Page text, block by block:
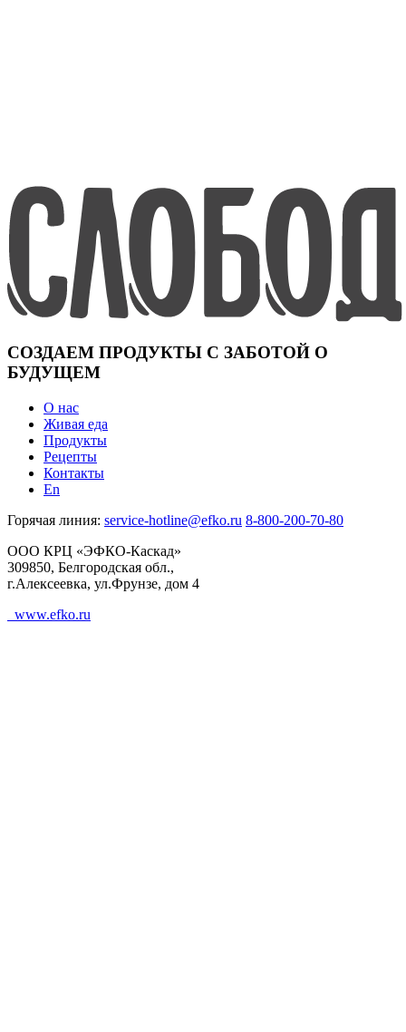
СОЗДАЕМ ПРОДУКТЫ С ЗАБОТОЙ О
БУДУЩЕМ
О нас
Живая еда
Продукты
Рецепты
Контакты
En
Горячая линия: service-hotline@efko.ru 8-800-200-70-80
ООО КРЦ «ЭФКО-Каскад»
309850, Белгородская обл.,
г.Алексеевка, ул.Фрунзе, дом 4
www.efko.ru